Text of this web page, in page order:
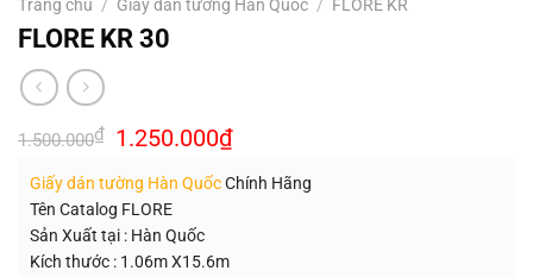
Trang chủ / Giấy dán tường Hàn Quốc / FLORE KR
FLORE KR 30
1.500.000₫ Giá
gốc
1.500.000₫.
1.250.000₫Giá
hiện
là:
Giấy dán tường Hàn QuốcChính Hãng
Tên Catalog FLORE
Sản Xuất tại : Hàn Quốc
Kích thước : 1.06m X15.6m